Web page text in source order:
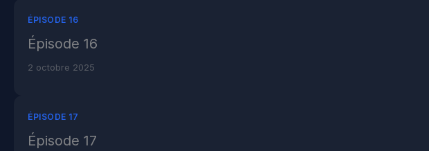
ÉPISODE 16
Épisode 16
2 octobre 2025
ÉPISODE 17
Épisode 17